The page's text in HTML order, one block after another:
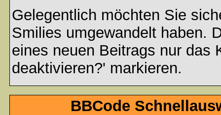
Gelegentlich möchten Sie
Smilies umgewandelt haben.
eines neuen Beitrags nur das
deaktivieren?' markieren.
BBCode